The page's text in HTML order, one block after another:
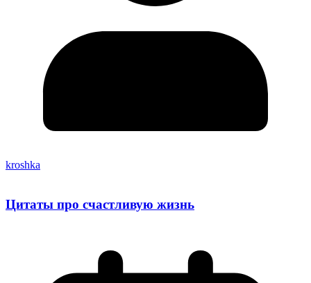
kroshka
Цитаты про счастливую жизнь